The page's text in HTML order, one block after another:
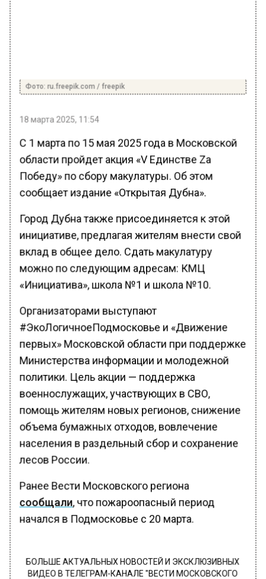
Фото: ru.freepik.com / freepik
18 марта 2025, 11:54
С 1 марта по 15 мая 2025 года в Московской
области пройдет акция «V Единстве Zа
Победу» по сбору макулатуры. Об этом
сообщает издание «Открытая Дубна».
Город Дубна также присоединяется к этой
инициативе, предлагая жителям внести свой
вклад в общее дело. Сдать макулатуру
можно по следующим адресам: КМЦ
«Инициатива», школа №1 и школа №10.
Организаторами выступают
#ЭкоЛогичноеПодмосковье и «Движение
первых» Московской области при поддержке
Министерства информации и молодежной
политики. Цель акции — поддержка
военнослужащих, участвующих в СВО,
помощь жителям новых регионов, снижение
объема бумажных отходов, вовлечение
населения в раздельный сбор и сохранение
лесов России.
Ранее Вести Московского региона
сообщали, что пожароопасный период
начался в Подмосковье с 20 марта.
БОЛЬШЕ АКТУАЛЬНЫХ НОВОСТЕЙ И ЭКСКЛЮЗИВНЫХ
ВИДЕО В ТЕЛЕГРАМ-КАНАЛЕ "ВЕСТИ МОСКОВСКОГО